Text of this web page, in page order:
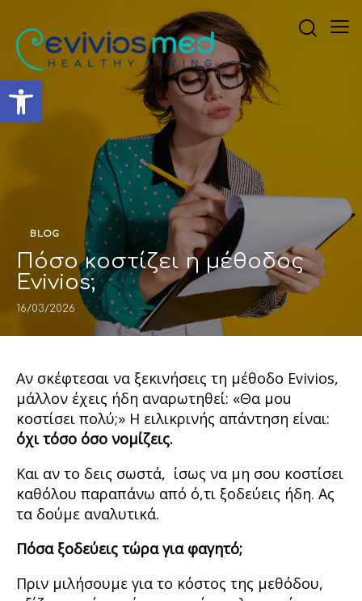
Ανοίξτε τη γραμμή
BLOG
Πόσο κοστίζει η μέθοδος
Evivios;
16/03/2026
Αν σκέφτεσαι να ξεκινήσεις τη μέθοδο Evivios,
μάλλον έχεις ήδη αναρωτηθεί: «Θα μou
κοστίσει πολύ;» Η ειλικρινής απάντηση είναι:
όχι τόσο όσο νομίζεις.
Και αν το δεις σωστά, ίσως να μη σoυ κοστίσει
καθόλου παραπάνω από ό,τι ξοδεύεις ήδη. Ας
τα δούμε αναλυτικά.
Πόσα ξοδεύεις τώρα για φαγητό;
Πριν μιλήσουμε για το κόστος της μεθόδου,